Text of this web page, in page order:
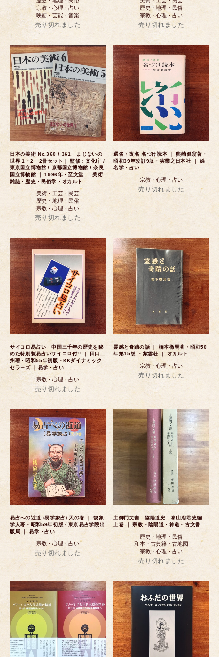
宗教・心理・占い
映画・芸能・音楽
売り切れました
歴史・地理・民俗
宗教・心理・占い
売り切れました
日本の美術 No.360 / 361 まじないの
世界 1・2 2冊セット｜ 監修：文化庁 /
東京国立博物館 / 京都国立博物館 / 奈良
国立博物館 ｜ 1996年・至文堂 ｜ 美術
雑誌・歴史・民俗学・オカルト
美術・工芸・民芸
歴史・地理・民俗
宗教・心理・占い
売り切れました
選名・改名 名づけ読本 ｜ 熊崎健翁著・
昭和39年改訂9版・実業之日本社 ｜ 姓
名学・占い
宗教・心理・占い
売り切れました
サイコロ易占い 中国三千年の歴史を秘
めた特別製易占いサイコロ付!! ｜ 田口二
州著・昭和55年初版・KKダイナミック
セラーズ ｜易学・占い
宗教・心理・占い
売り切れました
霊感と奇蹟の話 ｜ 橋本徹馬著・昭和50
年第15版 ・紫雲荘 ｜ オカルト
宗教・心理・占い
売り切れました
易占への近道 (易学象占) 天の巻 ｜ 観象
学人著・昭和59年初版・東京易占学院出
版局 ｜ 易学・占い
宗教・心理・占い
売り切れました
土御門文書 陰陽道史 泰山府君史編
上巻 ｜ 宗教・陰陽道・神道・古文書
歴史・地理・民俗
和本・古典籍・古地図
宗教・心理・占い
売り切れました